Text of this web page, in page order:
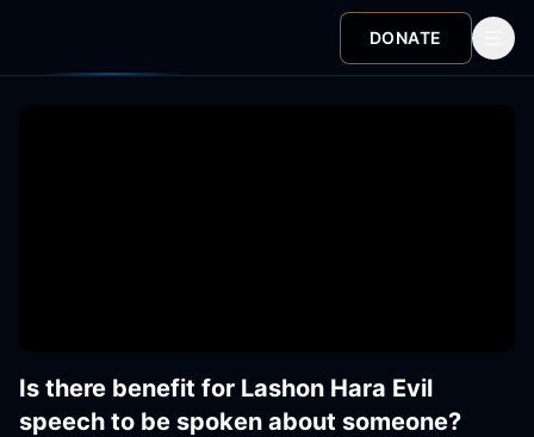
DONATE
Is there benefit for Lashon Hara Evil
speech to be spoken about someone?